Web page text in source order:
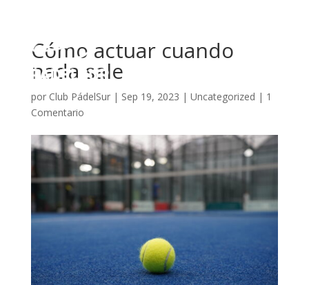
Cómo actuar cuando
nada sale
por Club PádelSur| Sep 19, 2023 | Uncategorized | 1
Comentario